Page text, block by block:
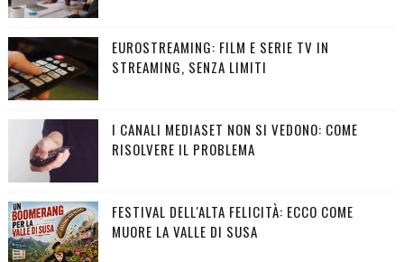
EUROSTREAMING: FILM E SERIE TV IN
STREAMING, SENZA LIMITI
I CANALI MEDIASET NON SI VEDONO: COME
RISOLVERE IL PROBLEMA
FESTIVAL DELL'ALTA FELICITÀ: ECCO COME
MUORE LA VALLE DI SUSA